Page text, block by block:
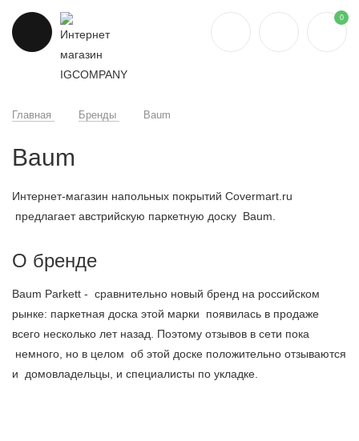
0
Главная Бренды Baum
Baum
Интернет-магазин напольных покрытий Covermart.ru
предлагает австрийскую паркетную доску Baum.
О бренде
Baum Parkett - сравнительно новый бренд на российском
рынке: паркетная доска этой марки появилась в продаже
всего несколько лет назад. Поэтому отзывов в сети пока
немного, но в целом об этой доске положительно отзываются
и домовладельцы, и специалисты по укладке.